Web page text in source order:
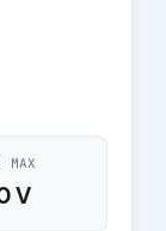
MAX
V